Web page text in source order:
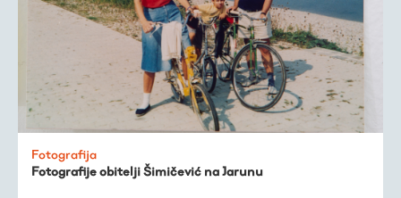
Fotografija
Fotografije obitelji Šimičević na Jarunu